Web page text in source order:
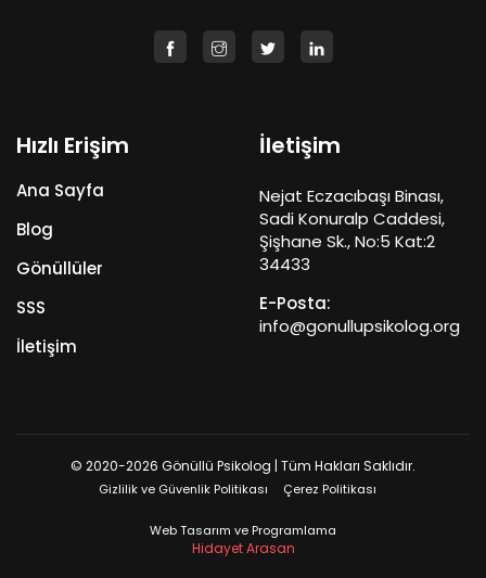
Hızlı Erişim
Ana Sayfa
Blog
Gönüllüler
SSS
İletişim
İletişim
Nejat Eczacıbaşı Binası,
Sadi Konuralp Caddesi,
Şişhane Sk., No:5 Kat:2
34433
E-Posta:
info@gonullupsikolog.org
© 2020-2026 Gönüllü Psikolog | Tüm Hakları Saklıdır.
Gizlilik ve Güvenlik Politikası Çerez Politikası
Web Tasarım ve Programlama
Hidayet Arasan